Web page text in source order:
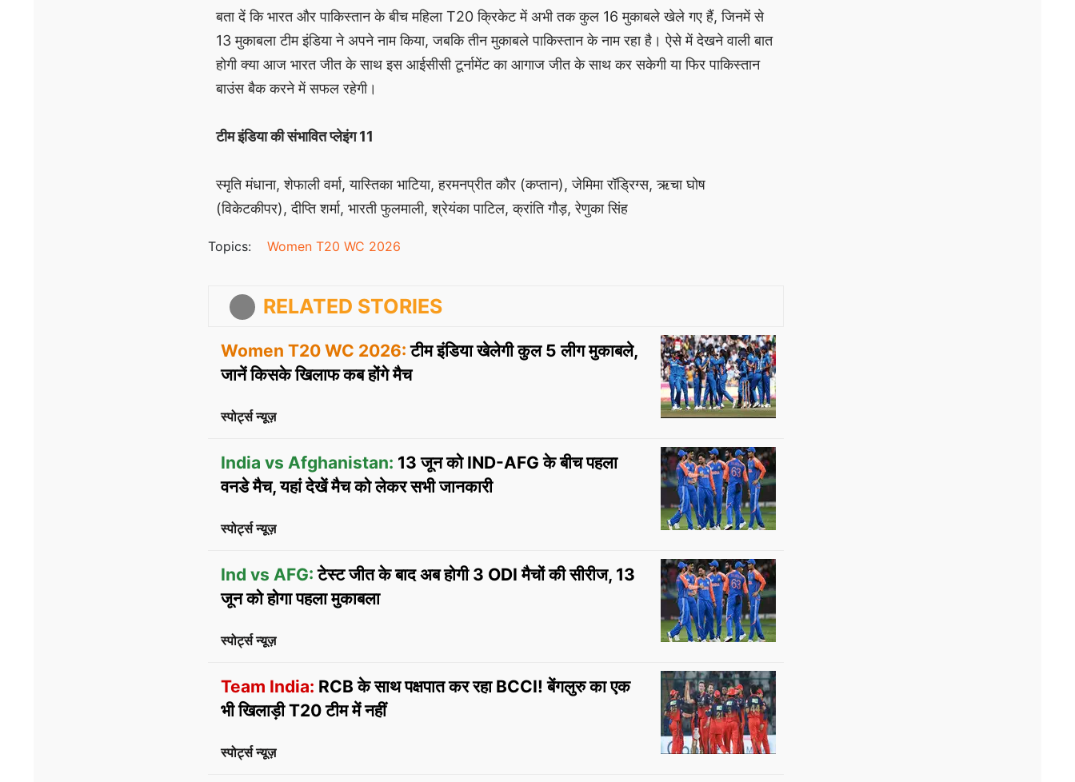
बता दें कि भारत और पाकिस्तान के बीच महिला T20 क्रिकेट में अभी तक कुल 16 मुकाबले खेले गए हैं, जिनमें से
13 मुकाबला टीम इंडिया ने अपने नाम किया, जबकि तीन मुकाबले पाकिस्तान के नाम रहा है। ऐसे में देखने वाली बात
होगी क्या आज भारत जीत के साथ इस आईसीसी टूर्नामेंट का आगाज जीत के साथ कर सकेगी या फिर पाकिस्तान
बाउंस बैक करने में सफल रहेगी।
टीम इंडिया की संभावित प्लेइंग 11
स्मृति मंधाना, शेफाली वर्मा, यास्तिका भाटिया, हरमनप्रीत कौर (कप्तान), जेमिमा रॉड्रिग्स, ऋचा घोष
(विकेटकीपर), दीप्ति शर्मा, भारती फुलमाली, श्रेयंका पाटिल, क्रांति गौड़, रेणुका सिंह
Topics: Women T20 WC 2026
RELATED STORIES
Women T20 WC 2026: टीम इंडिया खेलेगी कुल 5 लीग मुकाबले,
जानें किसके खिलाफ कब होंगे मैच
स्पोर्ट्स न्यूज़
India vs Afghanistan: 13 जून को IND-AFG के बीच पहला
वनडे मैच, यहां देखें मैच को लेकर सभी जानकारी
स्पोर्ट्स न्यूज़
Ind vs AFG: टेस्ट जीत के बाद अब होगी 3 ODI मैचों की सीरीज, 13
जून को होगा पहला मुकाबला
स्पोर्ट्स न्यूज़
Team India: RCB के साथ पक्षपात कर रहा BCCI! बेंगलुरु का एक
भी खिलाड़ी T20 टीम में नहीं
स्पोर्ट्स न्यूज़